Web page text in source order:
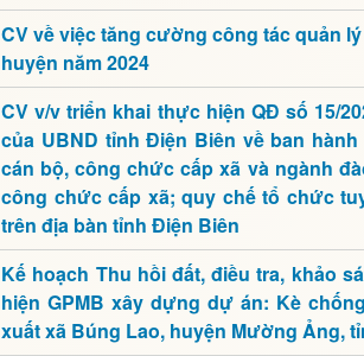
CV về việc tăng cường công tác quản
huyện năm 2024
CV v/v triển khai thực hiện QĐ số 15/
của UBND tỉnh Điện Biên về ban
cán bộ, công chức cấp xã và ngành
công chức cấp xã; quy chế tổ chức
trên địa bàn tỉnh Điện Biên
Kế hoạch Thu hồi đất, điều tra, khảo
hiện GPMB xây dựng dự án: Kè
xuất xã Búng Lao, huyện Mường Ảng,